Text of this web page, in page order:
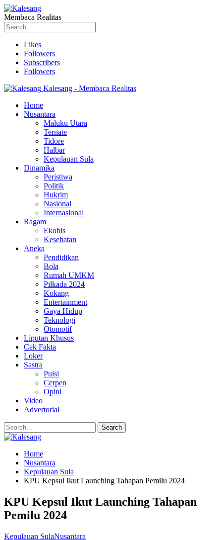
Membaca Realitas
Likes
Followers
Subscribers
Followers
Kalesang - Membaca Realitas
Home
Nusantara
Maluku Utara
Ternate
Tidore
Halbar
Kepulauan Sula
Dinamika
Peristiwa
Politik
Hukrim
Nasional
Internasional
Ragam
Ekobis
Kesehatan
Aneka
Pendidikan
Bola
Rumah UMKM
Pilkada 2024
Kokang
Entertainment
Gaya Hidup
Teknologi
Otomotif
Liputan Khusus
Cek Fakta
Loker
Sastra
Puisi
Cerpen
Opini
Video
Advertorial
Home
Nusantara
Kepulauan Sula
KPU Kepsul Ikut Launching Tahapan Pemilu 2024
KPU Kepsul Ikut Launching Tahapan
Pemilu 2024
Kepulauan SulaNusantara